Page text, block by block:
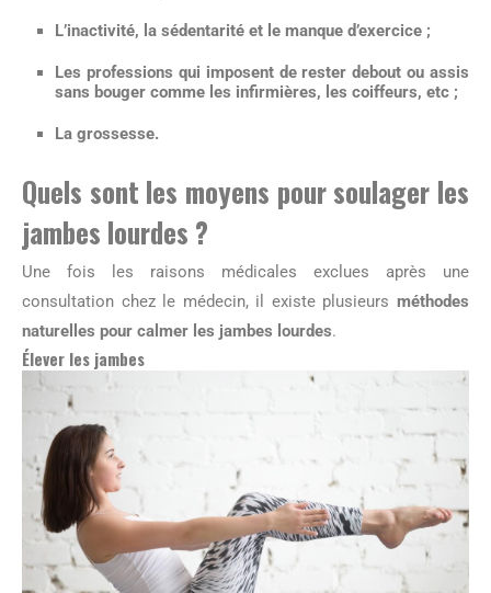
L’inactivité, la sédentarité et le manque d’exercice ;
Les professions qui imposent de rester debout ou assis
sans bouger comme les infirmières, les coiffeurs, etc ;
La grossesse.
Quels sont les moyens pour soulager les
jambes lourdes ?
Une fois les raisons médicales exclues après une
consultation chez le médecin, il existe plusieurs méthodes
naturelles pour calmer les jambes lourdes.
Élever les jambes